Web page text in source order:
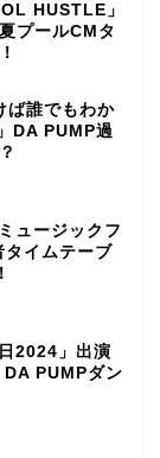
HUSTLE」
プールCMタ
ば誰でもわか
DA PUMP過
ュージックフ
イムテーブ
2024」出演
PUMPダン